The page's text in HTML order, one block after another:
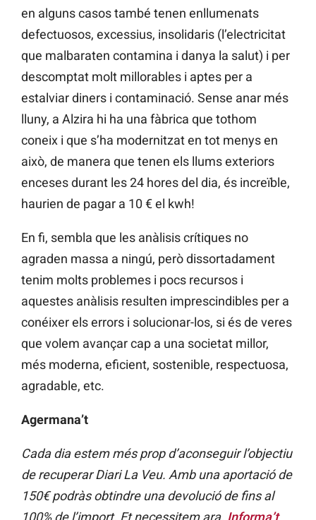
en alguns casos també tenen enllumenats
defectuosos, excessius, insolidaris (l’electricitat
que malbaraten contamina i danya la salut) i per
descomptat molt millorables i aptes per a
estalviar diners i contaminació. Sense anar més
lluny, a Alzira hi ha una fàbrica que tothom
coneix i que s’ha modernitzat en tot menys en
això, de manera que tenen els llums exteriors
enceses durant les 24 hores del dia, és increïble,
haurien de pagar a 10 € el kwh!
En fi, sembla que les anàlisis crítiques no
agraden massa a ningú, però dissortadament
tenim molts problemes i pocs recursos i
aquestes anàlisis resulten imprescindibles per a
conéixer els errors i solucionar-los, si és de veres
que volem avançar cap a una societat millor,
més moderna, eficient, sostenible, respectuosa,
agradable, etc.
Agermana’t
Cada dia estem més prop d’aconseguir l’objectiu
de recuperar Diari La Veu. Amb una aportació de
150€ podràs obtindre una devolució de fins al
100% de l’import. Et necessitem ara. Informa’t